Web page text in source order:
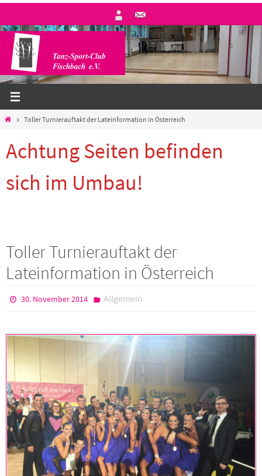
springen
StartToller Turnierauftakt der Lateinformation in Österreich
Achtung Seiten befinden
sich im Umbau!
Toller Turnierauftakt der
Lateinformation in Österreich
30. November 2014 Allgemein